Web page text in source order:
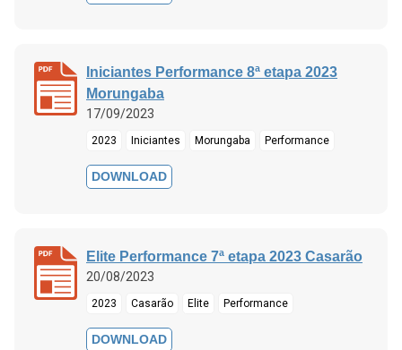
Iniciantes Performance 8ª etapa 2023
Morungaba
17/09/2023
2023 Iniciantes Morungaba Performance
DOWNLOAD
Elite Performance 7ª etapa 2023 Casarão
20/08/2023
2023 Casarão Elite Performance
DOWNLOAD